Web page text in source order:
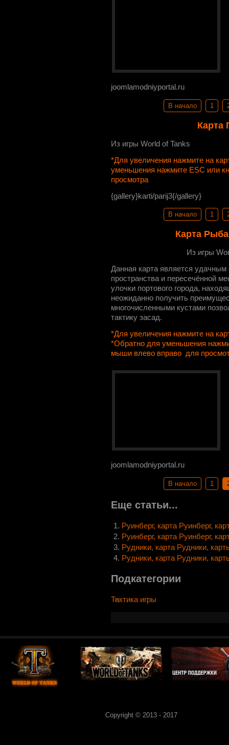
joomlamodniyportal.ru
В начало 1
Карта
Из игры World of Tanks
*Для увеличения нажмите на
уменьшения нажмите ESC или
просмотра
{gallery}karti/parij3{/gallery}
В начало 1
Карта
Из игры
Данная карта является удачным
пространства и пересечённой
улочки портового города,
неожиданно получить
многочисленными кустами
тактику засад.
*Для увеличения нажмите на
*Обратно для уменьшения
мыши влево вправо для
joomlamodniyportal.ru
В начало 1
Еще статьи...
Руинберг, карта Руинберг,
Руинберг, карта Руинберг,
Рудники, карта Рудники,
Рудники, карта Рудники,
Подкатегории
Тактика игры
Copyright © 2013 - 2017